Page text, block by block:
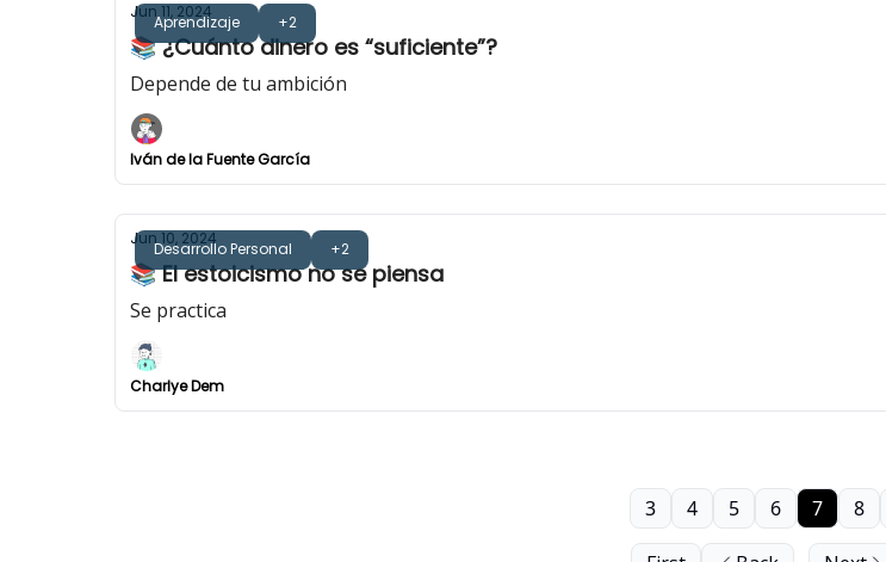
Aprendizaje +2
Jun 11, 2024
📚 ¿Cuánto dinero es “suficiente”?
Depende de tu ambición
Iván de la Fuente García
Desarrollo Personal +2
Jun 10, 2024
📚 El estoicismo no se piensa
Se practica
Charlye Dem
3 4 5 6 7 8